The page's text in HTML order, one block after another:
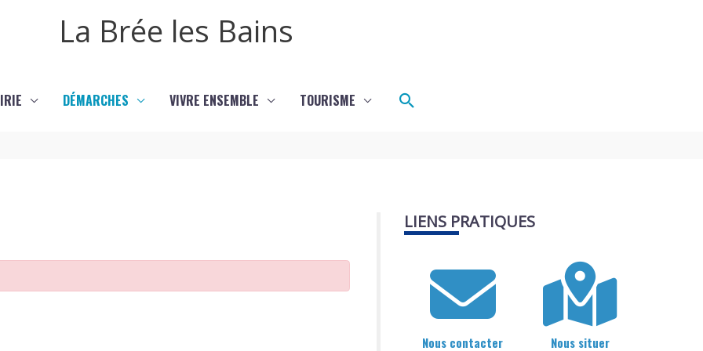
La Brée les Bains
DÉMARCHES VIVRE ENSEMBLE TOURISME Rechercher
LIENS PRATIQUES
Nous contacter Nous situer